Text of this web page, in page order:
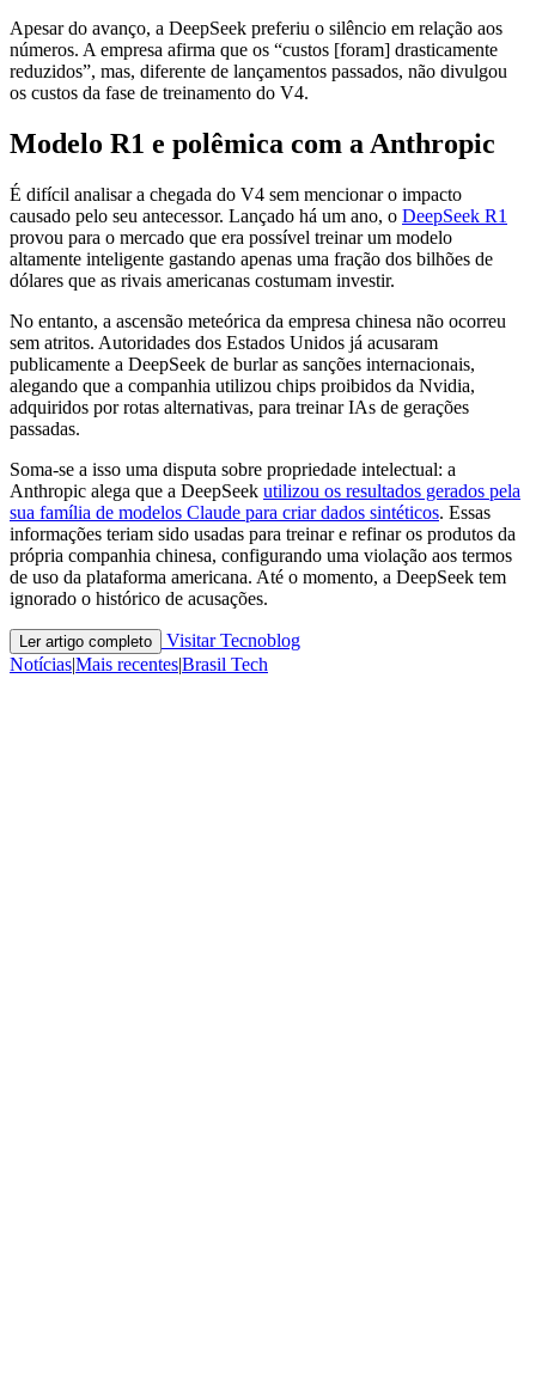
Apesar do avanço, a DeepSeek preferiu o silêncio em relação aos
números. A empresa afirma que os “custos [foram] drasticamente
reduzidos”, mas, diferente de lançamentos passados, não divulgou
os custos da fase de treinamento do V4.
Modelo R1 e polêmica com a Anthropic
É difícil analisar a chegada do V4 sem mencionar o impacto
causado pelo seu antecessor. Lançado há um ano, o DeepSeek R1
provou para o mercado que era possível treinar um modelo
altamente inteligente gastando apenas uma fração dos bilhões de
dólares que as rivais americanas costumam investir.
No entanto, a ascensão meteórica da empresa chinesa não ocorreu
sem atritos. Autoridades dos Estados Unidos já acusaram
publicamente a DeepSeek de burlar as sanções internacionais,
alegando que a companhia utilizou chips proibidos da Nvidia,
adquiridos por rotas alternativas, para treinar IAs de gerações
passadas.
Soma-se a isso uma disputa sobre propriedade intelectual: a
Anthropic alega que a DeepSeek utilizou os resultados gerados pela
sua família de modelos Claude para criar dados sintéticos. Essas
informações teriam sido usadas para treinar e refinar os produtos da
própria companhia chinesa, configurando uma violação aos termos
de uso da plataforma americana. Até o momento, a DeepSeek tem
ignorado o histórico de acusações.
Ler artigo completo
Visitar Tecnoblog
Notícias|Mais recentes|Brasil Tech